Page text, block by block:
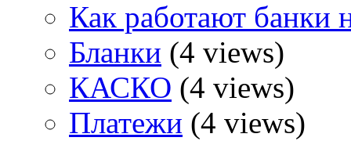
Как работают банки
Бланки (4 views)
КАСКО (4 views)
Платежи (4 views)